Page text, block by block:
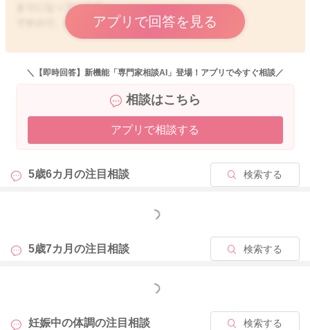
まりになっています。
ですので、参考程度にしていただけたらと存じます。
一般的に妊娠中でもアセトアミノフェン製剤は処方される事が
ある薬剤になります。
使用が望ましくないものもあります。医師にご相談いただくの
が安心です。
立成育医療センターがホームページでお知らせしています。
よかったら併せてご使用くださいね。
よろしくお願いします。
アプリで回答を見る
＼【即時回答】新機能「専門家相談AI」登場！アプリで今すぐ相談／
相談はこちら
アプリで相談する
5歳6カ月の注目相談 検索する
もっと見る
5歳7カ月の注目相談 検索する
もっと見る
妊娠中の体調の注目相談 検索する